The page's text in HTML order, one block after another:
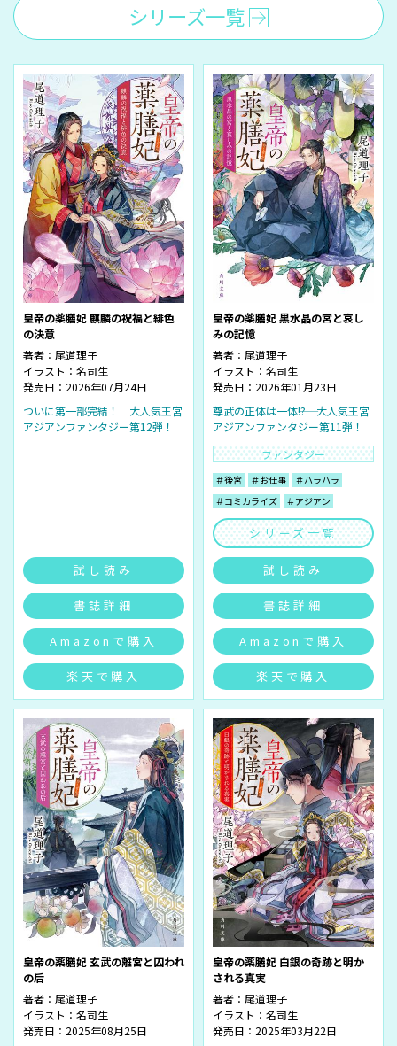
シリーズ一覧
皇帝の薬膳妃 麒麟の祝福と緋色
の決意
著者： 尾道理子
イラスト： 名司生
発売日：2026年07月24日
ついに第一部完結！ 大人気王宮
アジアンファンタジー第12弾！
試し読み
書誌詳細
Amazonで購入
楽天で購入
皇帝の薬膳妃 黒水晶の宮と哀し
みの記憶
著者： 尾道理子
イラスト： 名司生
発売日：2026年01月23日
尊武の正体は一体――!? 大人気王宮
アジアンファンタジー第11弾！
ファンタジー
＃後宮 ＃お仕事
＃ハラハラ
＃コミカライズ
＃アジアン
シリーズ一覧
試し読み
書誌詳細
Amazonで購入
楽天で購入
皇帝の薬膳妃 玄武の離宮と囚われ
の后
著者： 尾道理子
イラスト： 名司生
発売日：2025年08月25日
皇帝の薬膳妃 白銀の奇跡と明か
される真実
著者： 尾道理子
イラスト： 名司生
発売日：2025年03月22日